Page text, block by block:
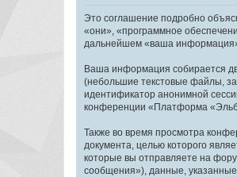
Это соглашение подробно
«они», «программное
дальнейшем «ваша
Ваша информация собирается
(небольшие текстовые файлы,
идентификатор анонимной
конференции «Платформа
Также во время просмотра
документа, целью которого
которые вы отправляете на
сообщения»), данные,